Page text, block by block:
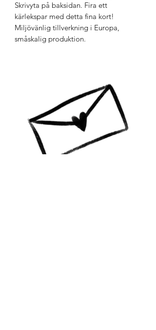
Skrivyta på baksidan. Fira ett
kärlekspar med detta fina kort!
Miljövänlig tillverkning i Europa,
småskalig produktion.